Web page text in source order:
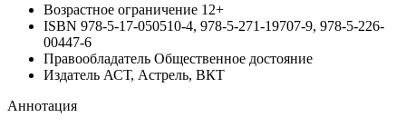
Возрастное ограничение 12+
ISBN 978-5-17-050510-4, 978-5-271-19707-9, 978-5-226-
00447-6
Правообладатель Общественное достояние
Издатель АСТ, Астрель, ВКТ
Аннотация